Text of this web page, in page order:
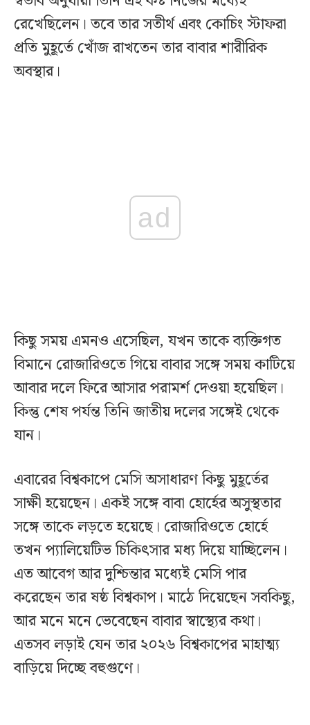
রেখেছিলেন। তবে তার সতীর্থ এবং কোচিং স্টাফরা
প্রতি মুহূর্তে খোঁজ রাখতেন তার বাবার শারীরিক
অবস্থার।
ad
কিছু সময় এমনও এসেছিল, যখন তাকে ব্যক্তিগত
বিমানে রোজারিওতে গিয়ে বাবার সঙ্গে সময় কাটিয়ে
আবার দলে ফিরে আসার পরামর্শ দেওয়া হয়েছিল।
কিন্তু শেষ পর্যন্ত তিনি জাতীয় দলের সঙ্গেই থেকে
যান।
এবারের বিশ্বকাপে মেসি অসাধারণ কিছু মুহূর্তের
সাক্ষী হয়েছেন। একই সঙ্গে বাবা হোর্হের অসুস্থতার
সঙ্গে তাকে লড়তে হয়েছে। রোজারিওতে হোর্হে
তখন প্যালিয়েটিভ চিকিৎসার মধ্য দিয়ে যাচ্ছিলেন।
এত আবেগ আর দুশ্চিন্তার মধ্যেই মেসি পার
করেছেন তার ষষ্ঠ বিশ্বকাপ। মাঠে দিয়েছেন সবকিছু,
আর মনে মনে ভেবেছেন বাবার স্বাস্থ্যের কথা।
এতসব লড়াই যেন তার ২০২৬ বিশ্বকাপের মাহাত্ম্য
বাড়িয়ে দিচ্ছে বহুগুণে।